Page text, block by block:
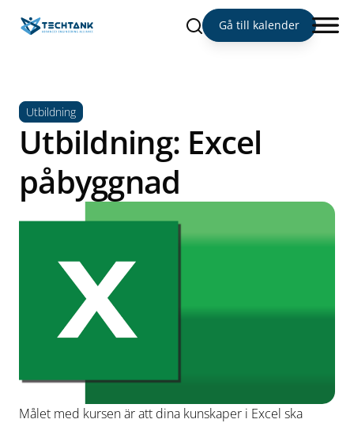
Sök Gå till kalender
Utbildning
Utbildning: Excel
påbyggnad
Målet med kursen är att dina kunskaper i Excel ska